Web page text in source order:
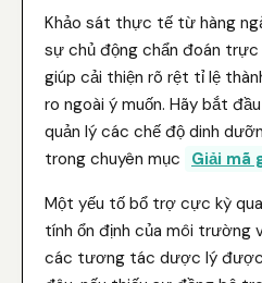
Khảo sát thực tế từ hàng
sự chủ động chẩn đoán
giúp cải thiện rõ rệt tỉ lệ
ro ngoài ý muốn. Hãy bắt
quản lý các chế độ dinh
trong chuyên mục Giải mã
Một yếu tố bổ trợ cực kỳ
tính ổn định của môi trường
các tương tác dược lý